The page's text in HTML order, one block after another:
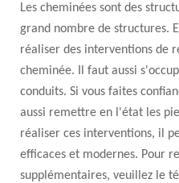
Les cheminées sont des
grand nombre de structures.
réaliser des interventions de
cheminée. Il faut aussi
conduits. Si vous faites
aussi remettre en l'état les
réaliser ces interventions, il
efficaces et modernes. Pour
supplémentaires, veuillez le